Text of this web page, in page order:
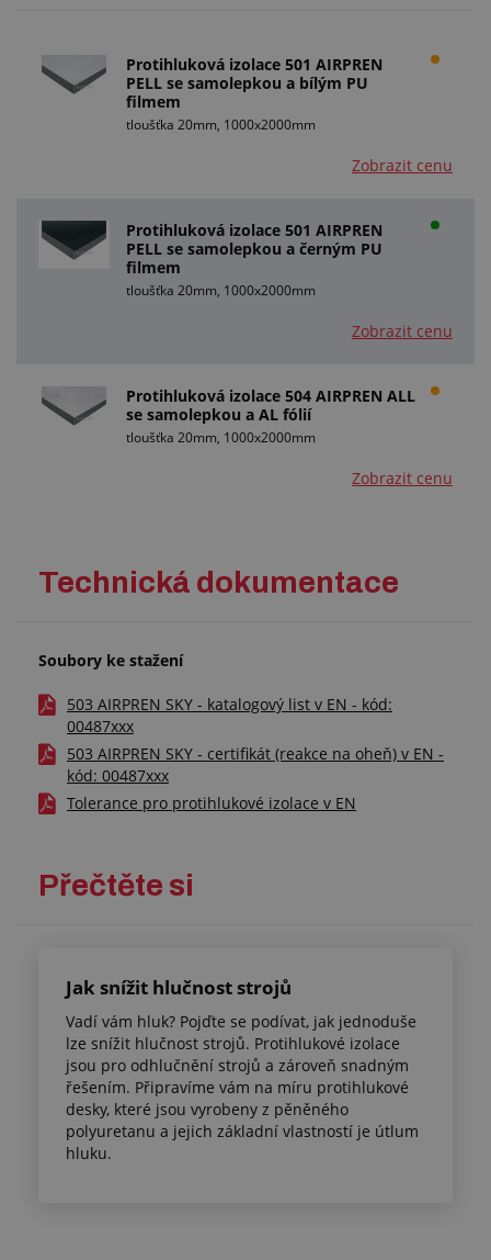
Protihluková izolace 501 AIRPREN
PELL se samolepkou a bílým PU
filmem
tloušťka 20mm, 1000x2000mm
Zobrazit cenu
Protihluková izolace 501 AIRPREN
PELL se samolepkou a černým PU
filmem
tloušťka 20mm, 1000x2000mm
Zobrazit cenu
Protihluková izolace 504 AIRPREN ALL
se samolepkou a AL fólií
tloušťka 20mm, 1000x2000mm
Zobrazit cenu
Technická dokumentace
Soubory ke stažení
503 AIRPREN SKY - katalogový list v EN - kód:
00487xxx
503 AIRPREN SKY - certifikát (reakce na oheň) v EN -
kód: 00487xxx
Tolerance pro protihlukové izolace v EN
Přečtěte si
Jak snížit hlučnost strojů
Vadí vám hluk? Pojďte se podívat, jak jednoduše
lze snížit hlučnost strojů. Protihlukové izolace
jsou pro odhlučnění strojů a zároveň snadným
řešením. Připravíme vám na míru protihlukové
desky, které jsou vyrobeny z pěněného
polyuretanu a jejich základní vlastností je útlum
hluku.